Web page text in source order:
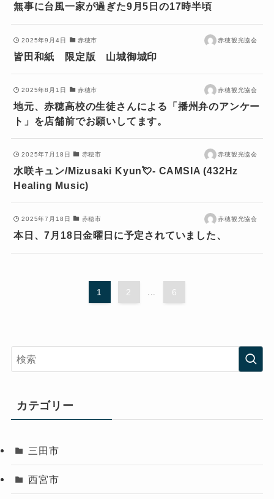
無事に台風一家が過ぎた9月5日の17時半頃
2025年9月4日 赤穂市 赤穂観光協会
皆田和紙 限定版 山城御城印
2025年8月1日 赤穂市 赤穂観光協会
地元、赤穂高校の生徒さんによる「播州弁のアンケー
ト」を店舗前でお願いしてます。
2025年7月18日 赤穂市 赤穂観光協会
水咲キュン/Mizusaki Kyun💘- CAMSIA (432Hz
Healing Music)
2025年7月18日 赤穂市 赤穂観光協会
本日、7月18日金曜日に予定されていました、
1 2 6
カテゴリー
三田市
西宮市